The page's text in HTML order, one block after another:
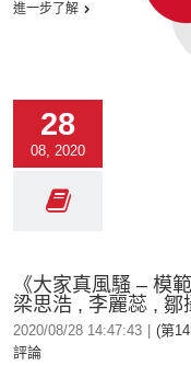
進一步了解
28
08, 2020
《大家真風騷 – 模
梁思浩 , 李麗蕊 , 鄒
2020/08/28 14:47:43 (第
評論